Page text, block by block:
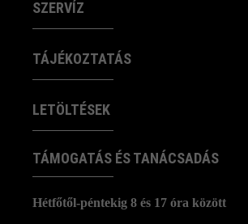
SZERVÍZ
TÁJÉKOZTATÁS
LETÖLTÉSEK
TÁMOGATÁS ÉS TANÁCSADÁS
Hétfőtől-péntekig 8 és 17 óra között